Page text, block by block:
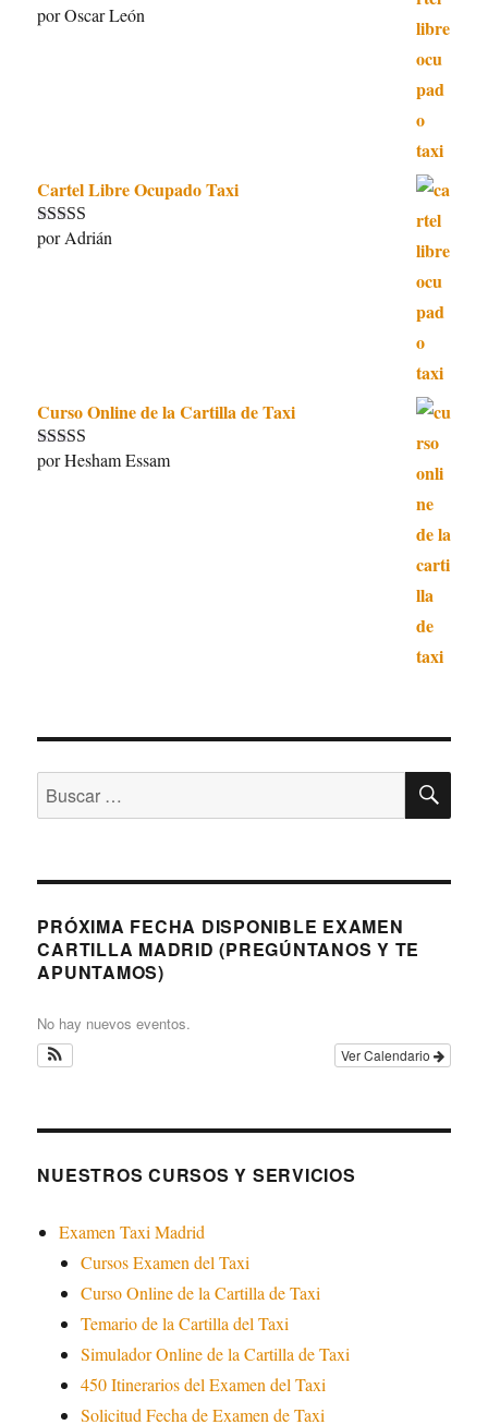
Valorado con
por Oscar León
Cartel Libre Ocupado Taxi
Valorado con
por Adrián
Curso Online de la Cartilla de Taxi
Valorado con
por Hesham Essam
Buscar
por:
PRÓXIMA FECHA DISPONIBLE EXAMEN
CARTILLA MADRID (PREGÚNTANOS Y TE
APUNTAMOS)
No hay nuevos eventos.
Ver Calendario
NUESTROS CURSOS Y SERVICIOS
Examen Taxi Madrid
Cursos Examen del Taxi
Curso Online de la Cartilla de Taxi
Temario de la Cartilla del Taxi
Simulador Online de la Cartilla de Taxi
450 Itinerarios del Examen del Taxi
Solicitud Fecha de Examen de Taxi